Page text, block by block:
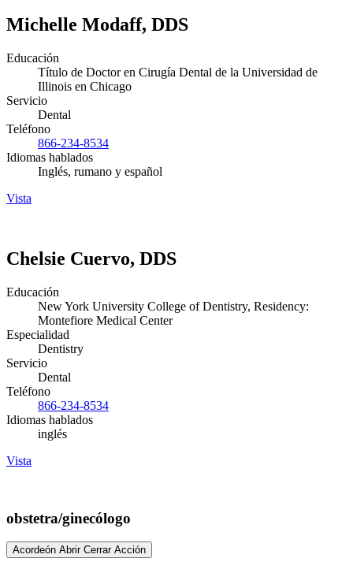
Michelle Modaff, DDS
Educación
Título de Doctor en Cirugía Dental de la Universidad de
Illinois en Chicago
Servicio
Dental
Teléfono
866-234-8534
Idiomas hablados
Inglés, rumano y español
Vista
Chelsie Cuervo, DDS
Educación
New York University College of Dentistry, Residency:
Montefiore Medical Center
Especialidad
Dentistry
Servicio
Dental
Teléfono
866-234-8534
Idiomas hablados
inglés
Vista
obstetra/ginecólogo
Acordeón Abrir Cerrar Acción